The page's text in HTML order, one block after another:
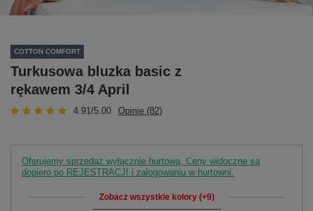
COTTON COMFORT
Turkusowa bluzka basic z
rękawem 3/4 April
4.91/5.00 Opinie (82)
Oferujemy sprzedaż wyłącznie hurtową. Ceny widoczne są
dopiero po REJESTRACJI i zalogowaniu w hurtowni.
Zobacz wszystkie kolory (+9)